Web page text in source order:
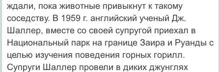
ждали, пока животные привыкнут к такому
соседству. В 1959 г. английский ученый Дж.
Шаллер, вместе со своей супругой приехал в
Национальный парк на границе Заира и Руанды с
целью изучения поведения горных горилл.
Супруги Шаллер провели в диких джунглях